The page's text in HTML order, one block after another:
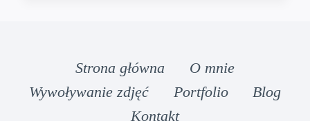
Strona główna
O mnie
Wywoływanie zdjęć
Portfolio
Blog
Kontakt